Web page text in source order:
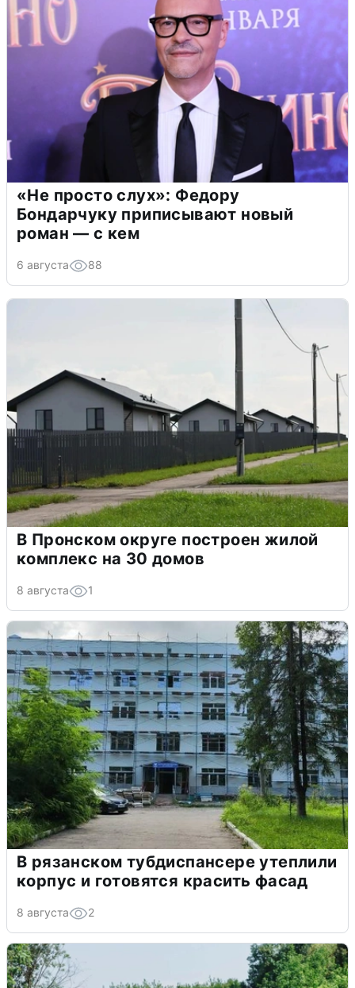
«Не просто слух»: Федору
Бондарчуку приписывают новый
роман — с кем
6 августа 88
В Пронском округе построен жилой
комплекс на 30 домов
8 августа 1
В рязанском тубдиспансере утеплили
корпус и готовятся красить фасад
8 августа 2